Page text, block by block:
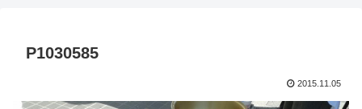
P1030585
2015.11.05